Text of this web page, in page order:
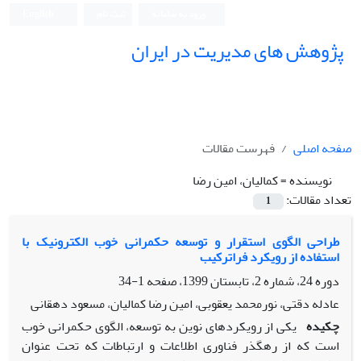
پژوهش های مدیریت در ایران
صفحه اصلی
فهرست مقالات
نویسنده =کمالیان، امین رضا
تعداد مقالات:
1
طراحی الگوی استقرار و توسعه حکمرانی خوب الکترونیک با
استفاده از رویکرد فراترکیب
دوره 24، شماره 2، تابستان 1399، صفحه
1-34
عادله دقتی، نورمحمد یعقوبی، امین رضا کمالیان، مسعود دهقانی
چکیده یکی از رویکردهای نوین به توسعه، الگوی حکمرانی خوب
است که از رهگذر فناوری اطلاعات و ارتباطات که تحت عنوان